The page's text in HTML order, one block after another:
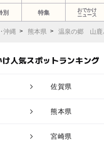
別 特集
おでかけ
ニュース
沖縄 熊本県 温泉の郷 山鹿
人気スポットランキング
佐賀県
熊本県
宮崎県